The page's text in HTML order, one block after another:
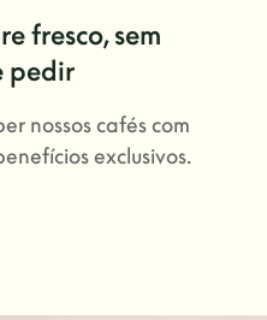
fresco, sem
pedir
nossos cafés com
exclusivos.